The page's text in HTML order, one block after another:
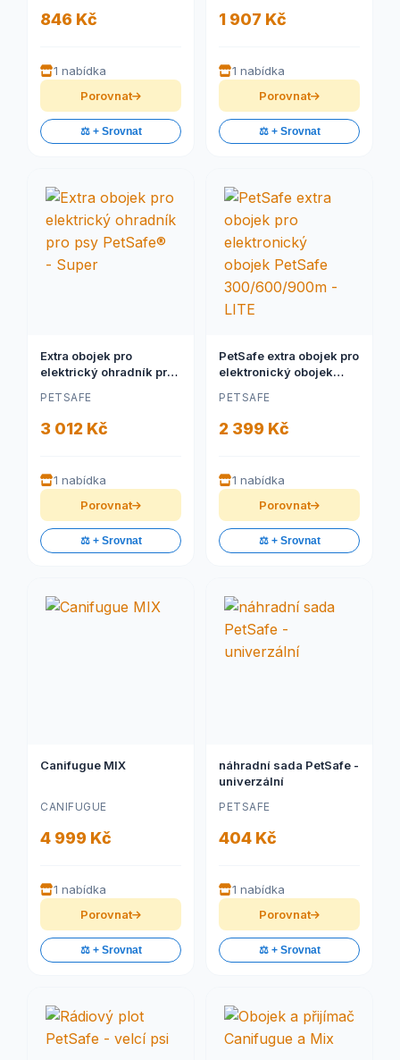
846 Kč
1 nabídka
Porovnat
⚖️ + Srovnat
1 907 Kč
1 nabídka
Porovnat
⚖️ + Srovnat
Extra obojek pro
elektrický ohradník pro
PETSAFE
3 012 Kč
1 nabídka
Porovnat
⚖️ + Srovnat
PetSafe extra obojek pro
elektronický obojek
- LITE
PETSAFE
2 399 Kč
1 nabídka
Porovnat
⚖️ + Srovnat
Canifugue MIX
CANIFUGUE
4 999 Kč
1 nabídka
Porovnat
⚖️ + Srovnat
náhradní sada PetSafe -
univerzální
PETSAFE
404 Kč
1 nabídka
Porovnat
⚖️ + Srovnat